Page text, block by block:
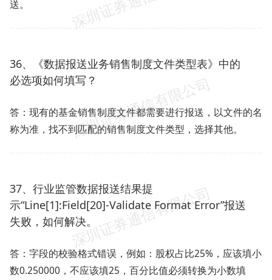
送。
36、《数据报送业务销售制度文件类型表》中的
必选项如何填写？
答：现有的基金销售制度文件都需要进行报送，以文件的名
称为准，找不到匹配的销售制度文件类型，选择其他。
37、行业监管数据报送结果提
示“Line[1]:Field[20]-Validate Format Error”报送
失败，如何解决。
答：字段的校验格式错误，例如：股权占比25%，应该填小
数0.250000，不应该填25，百分比值必须转换为小数填